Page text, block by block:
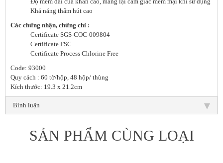
Khả năng thấm hút cao
Các chứng nhận, chứng chỉ :
Certificate SGS-COC-009804
Certificate FSC
Certificate Process Chlorine Free
Code: 93000
Quy cách : 60 tờ/hộp, 48 hộp/ thùng
Kích thước: 19.3 x 21.2cm
Bình luận
SẢN PHẨM CÙNG LOẠI